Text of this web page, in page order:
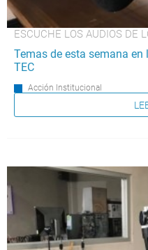
ESCUCHE LOS AUDIOS DE
Temas de esta semana
TEC
Acción Institucional